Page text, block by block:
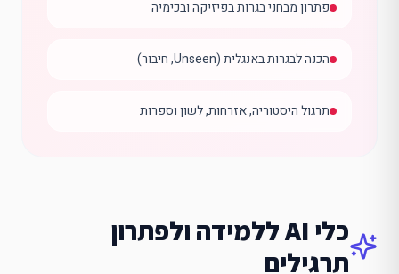
פתרון מבחני בגרות בפיזיקה ובכימיה
הכנה לבגרות באנגלית (Unseen, חיבור)
תרגול היסטוריה, אזרחות, לשון וספרות
הכנה למבחני מיצ"ב
תרגול אנגלית, היסטוריה, מדעים ולשון
כלי AI ללמידה ולפתרון
תרגילים